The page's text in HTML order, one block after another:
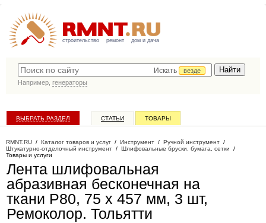
строительство ремонт дом и дача
Искать
везде
Например, генераторы
ВЫБРАТЬ РАЗДЕЛ СТАТЬИ ТОВАРЫ
RMNT.RU / Каталог товаров и услуг / Инструмент / Ручной инструмент /
Штукатурно-отделочный инструмент / Шлифовальные бруски, бумага, сетки /
Товары и услуги
Лента шлифовальная
абразивная бесконечная на
ткани Р80, 75 х 457 мм, 3 шт,
Ремоколор. Тольятти